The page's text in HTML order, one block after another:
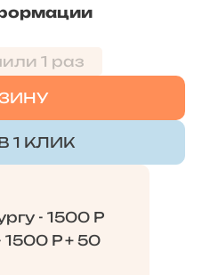
1 раз
1 КЛИК
- 1500 Р
Р + 50